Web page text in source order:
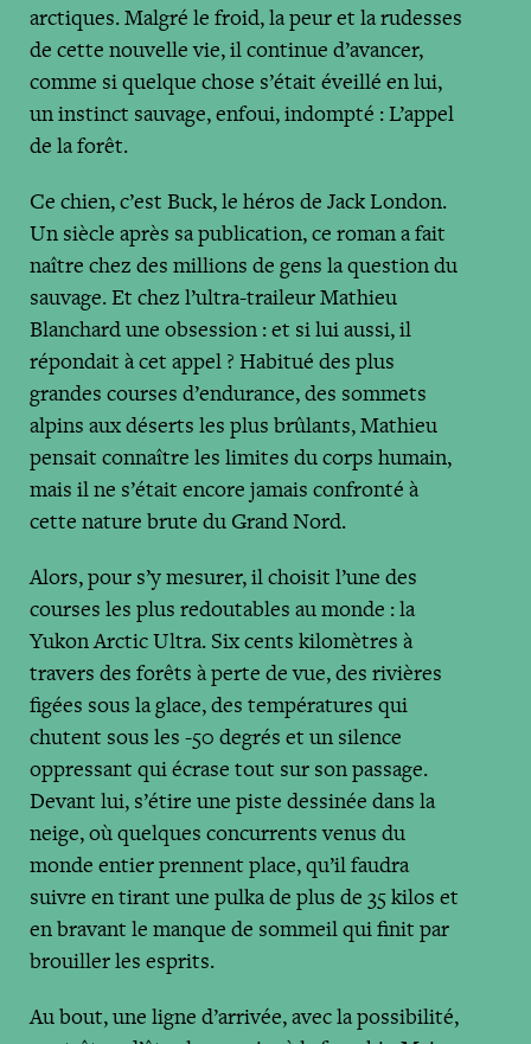
arctiques. Malgré le froid, la peur et la rudesses
de cette nouvelle vie, il continue d’avancer,
comme si quelque chose s’était éveillé en lui,
un instinct sauvage, enfoui, indompté : L’appel
de la forêt.
Ce chien, c’est Buck, le héros de Jack London.
Un siècle après sa publication, ce roman a fait
naître chez des millions de gens la question du
sauvage. Et chez l’ultra-traileur Mathieu
Blanchard une obsession : et si lui aussi, il
répondait à cet appel ? Habitué des plus
grandes courses d’endurance, des sommets
alpins aux déserts les plus brûlants, Mathieu
pensait connaître les limites du corps humain,
mais il ne s’était encore jamais confronté à
cette nature brute du Grand Nord.
Alors, pour s’y mesurer, il choisit l’une des
courses les plus redoutables au monde : la
Yukon Arctic Ultra. Six cents kilomètres à
travers des forêts à perte de vue, des rivières
figées sous la glace, des températures qui
chutent sous les -50 degrés et un silence
oppressant qui écrase tout sur son passage.
Devant lui, s’étire une piste dessinée dans la
neige, où quelques concurrents venus du
monde entier prennent place, qu’il faudra
suivre en tirant une pulka de plus de 35 kilos et
en bravant le manque de sommeil qui finit par
brouiller les esprits.
Au bout, une ligne d’arrivée, avec la possibilité,